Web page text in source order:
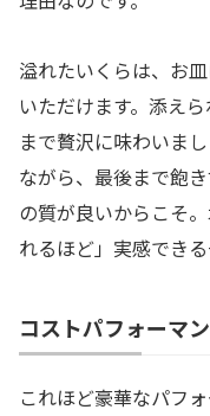
溢れたいくらは、お
いただけます。添え
まで贅沢に味わいま
ながら、最後まで飽
の質が良いからこそ
れるほど」実感できる
コストパフォーマ
これほど豪華なパフ